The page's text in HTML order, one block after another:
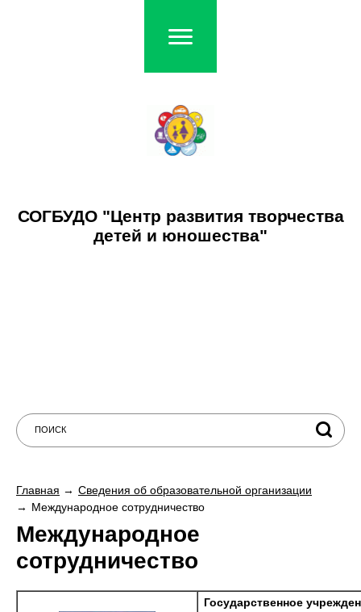
СОГБУДО "Центр развития творчества
детей и юношества"
Главная
Сведения об образовательной организации
Международное сотрудничество
Международное
сотрудничество
Государственное